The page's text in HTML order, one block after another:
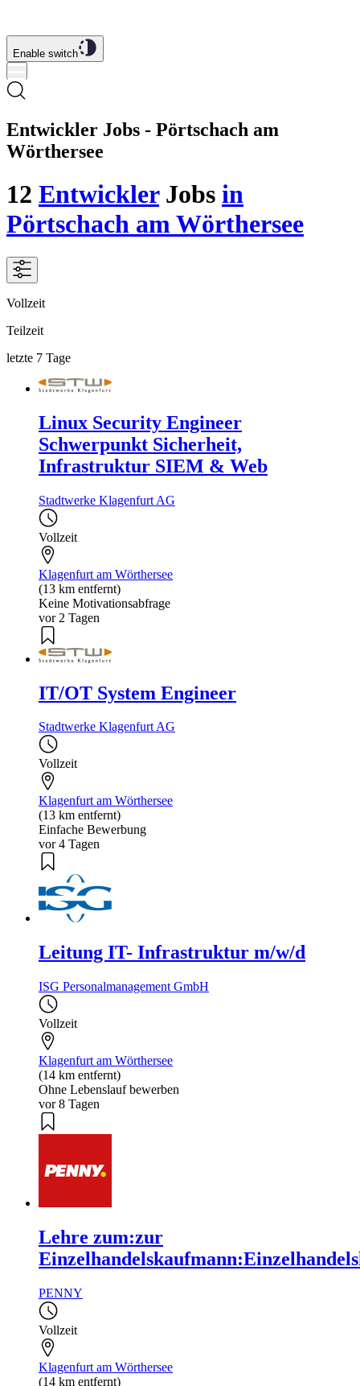
Enable switch
Entwickler Jobs - Pörtschach am
Wörthersee
12 EntwicklerJobs in
Pörtschach am Wörthersee
Vollzeit
Teilzeit
letzte 7 Tage
Linux Security Engineer
Schwerpunkt Sicherheit,
Infrastruktur SIEM & Web
Stadtwerke Klagenfurt AG
Vollzeit
Klagenfurt am Wörthersee
(13 km entfernt)
Keine Motivationsabfrage
vor 2 Tagen
IT/OT System Engineer
Stadtwerke Klagenfurt AG
Vollzeit
Klagenfurt am Wörthersee
(13 km entfernt)
Einfache Bewerbung
vor 4 Tagen
Leitung IT- Infrastruktur m/w/d
ISG Personalmanagement GmbH
Vollzeit
Klagenfurt am Wörthersee
(14 km entfernt)
Ohne Lebenslauf bewerben
vor 8 Tagen
Lehre zum:zur
PENNY
Vollzeit
Klagenfurt am Wörthersee
(14 km entfernt)